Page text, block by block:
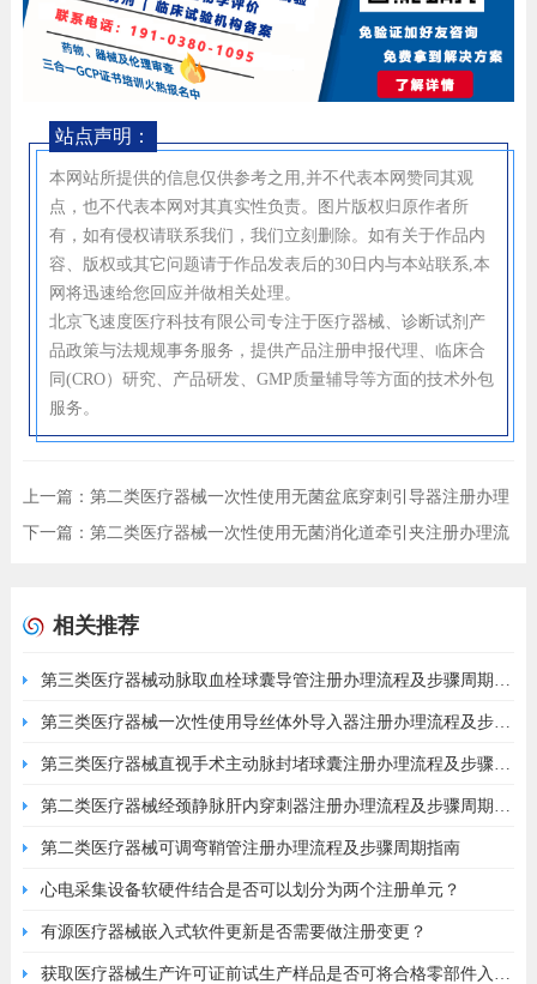
站点声明：
本网站所提供的信息仅供参考之用,并不代表本网赞同其观
点，也不代表本网对其真实性负责。图片版权归原作者所
有，如有侵权请联系我们，我们立刻删除。如有关于作品内
容、版权或其它问题请于作品发表后的30日内与本站联系,本
网将迅速给您回应并做相关处理。
北京飞速度医疗科技有限公司专注于医疗器械、诊断试剂产
品政策与法规规事务服务，提供产品注册申报代理、临床合
同(CRO）研究、产品研发、GMP质量辅导等方面的技术外包
服务。
上一篇： 第二类医疗器械一次性使用无菌盆底穿刺引导器注册办理
流程及步骤周期指南
下一篇： 第二类医疗器械一次性使用无菌消化道牵引夹注册办理流
相关推荐
第三类医疗器械动脉取血栓球囊导管注册办理流程及步骤周期指
南
第三类医疗器械一次性使用导丝体外导入器注册办理流程及步骤
周期指南
第三类医疗器械直视手术主动脉封堵球囊注册办理流程及步骤周
期指南
第二类医疗器械经颈静脉肝内穿刺器注册办理流程及步骤周期指
南
第二类医疗器械可调弯鞘管注册办理流程及步骤周期指南
心电采集设备软硬件结合是否可以划分为两个注册单元？
有源医疗器械嵌入式软件更新是否需要做注册变更？
获取医疗器械生产许可证前试生产样品是否可将合格零部件入原